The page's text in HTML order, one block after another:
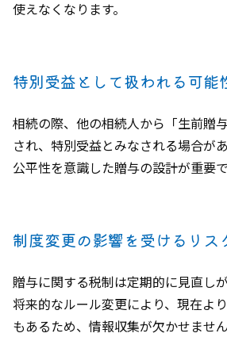
使えなくなります。
特別受益として扱われる可能
相続の際、他の相続人から「生前贈
され、特別受益とみなされる場合があ
公平性を意識した贈与の設計が重要で
制度変更の影響を受けるリス
贈与に関する税制は定期的に見直し
将来的なルール変更により、現在よ
もあるため、情報収集が欠かせません